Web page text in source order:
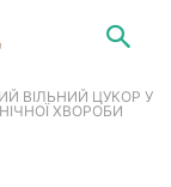
ВІЛЬНИЙ ЦУКОР У
ХВОРОБИ